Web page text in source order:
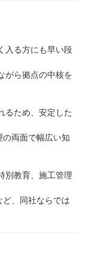
入る方にも早い段
がら拠点の中核を
るため、安定した
両面で幅広い知
別教育、施工管理
、同社ならでは